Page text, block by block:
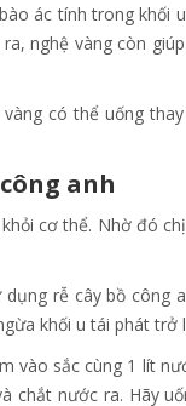
ác tính trong khối
nghệ vàng còn
có thể uống
anh
cơ thể. Nhờ đó
rễ cây bồ công
khối u tái phát trở
vào sắc cùng 1 lít
chắt nước ra. Hãy